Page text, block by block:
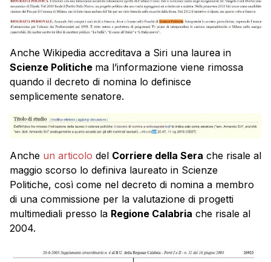
Anche Wikipedia accreditava a Siri una laurea in
Scienze Politiche ma l’informazione viene rimossa
quando il decreto di nomina lo definisce
semplicemente senatore.
Anche un articolo del Corriere della Sera che risale al
maggio scorso lo definiva laureato in Scienze
Politiche, così come nel decreto di nomina a membro
di una commissione per la valutazione di progetti
multimediali presso la Regione Calabria che risale al
2004.